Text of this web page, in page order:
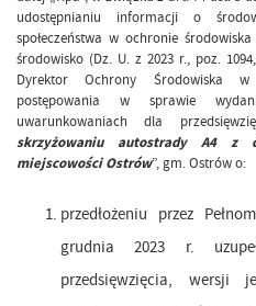
udostępnianiu informacji o
społeczeństwa w ochronie
środowisko (Dz. U. z 2023 r., poz.
Dyrektor Ochrony Środowiska
postępowania w sprawie
uwarunkowaniach dla
skrzyżowaniu autostrady A4
miejscowości Ostrów”, gm. Ostrów o:
przedłożeniu przez
grudnia 2023 r.
przedsięwzięcia, wersji